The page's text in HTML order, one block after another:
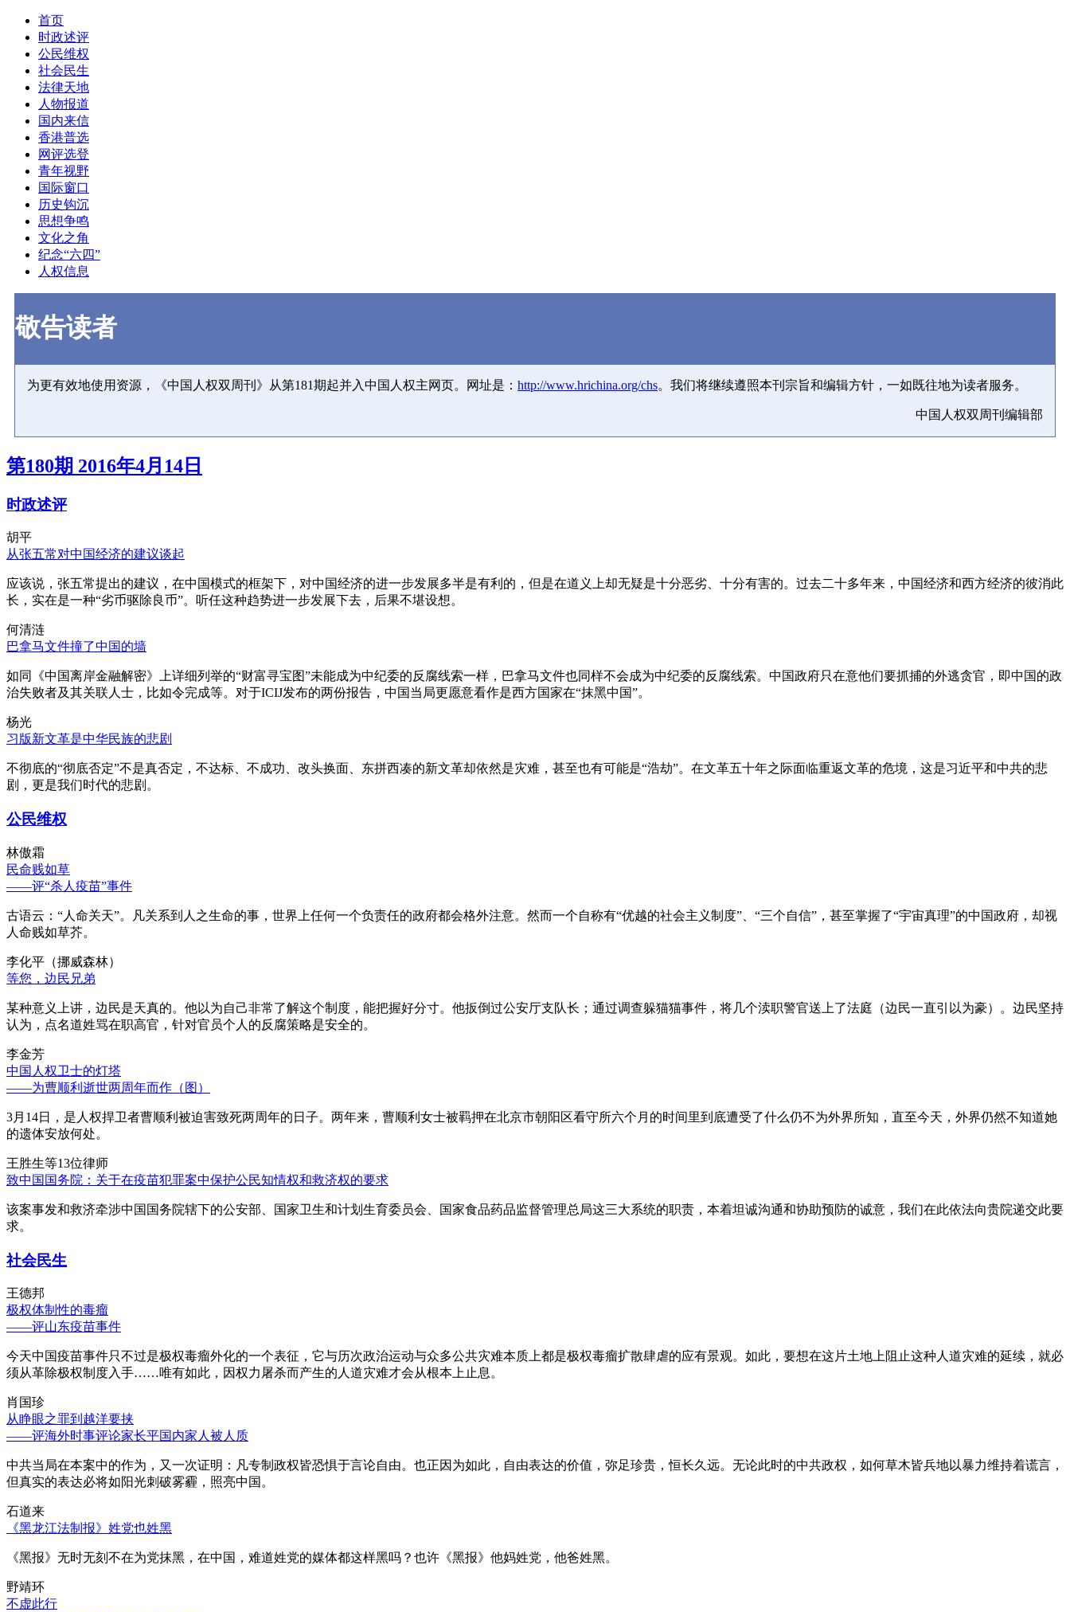
首页
时政述评
公民维权
社会民生
法律天地
人物报道
国内来信
香港普选
网评选登
青年视野
国际窗口
历史钩沉
思想争鸣
文化之角
纪念“六四”
人权信息
敬告读者
为更有效地使用资源，《中国人权双周刊》从第181期起并入中国人权主网页。网址是： http://www.hrichina.org/chs。我们将继续遵照本刊宗旨和编辑方针，一如既往地为读者服务。
中国人权双周刊编辑部
第180期 2016年4月14日
时政述评
胡平
从张五常对中国经济的建议谈起
应该说，张五常提出的建议，在中国模式的框架下，对中国经济的进一步发展多半是有利的，但是在道义上却无疑是十分恶劣、十分有害的。过去二十多年来，中国经济和西方经济的彼消此
长，实在是一种“劣币驱除良币”。听任这种趋势进一步发展下去，后果不堪设想。
何清涟
巴拿马文件撞了中国的墙
如同《中国离岸金融解密》上详细列举的“财富寻宝图”未能成为中纪委的反腐线索一样，巴拿马文件也同样不会成为中纪委的反腐线索。中国政府只在意他们要抓捕的外逃贪官，即中国的政
治失败者及其关联人士，比如令完成等。对于ICIJ发布的两份报告，中国当局更愿意看作是西方国家在“抹黑中国”。
杨光
习版新文革是中华民族的悲剧
不彻底的“彻底否定”不是真否定，不达标、不成功、改头换面、东拼西凑的新文革却依然是灾难，甚至也有可能是“浩劫”。在文革五十年之际面临重返文革的危境，这是习近平和中共的悲
剧，更是我们时代的悲剧。
公民维权
林傲霜
民命贱如草
——评“杀人疫苗”事件
古语云：“人命关天”。凡关系到人之生命的事，世界上任何一个负责任的政府都会格外注意。然而一个自称有“优越的社会主义制度”、“三个自信”，甚至掌握了“宇宙真理”的中国政府，却视
人命贱如草芥。
李化平（挪威森林）
等您，边民兄弟
某种意义上讲，边民是天真的。他以为自己非常了解这个制度，能把握好分寸。他扳倒过公安厅支队长；通过调查躲猫猫事件，将几个渎职警官送上了法庭（边民一直引以为豪）。边民坚持
认为，点名道姓骂在职高官，针对官员个人的反腐策略是安全的。
李金芳
中国人权卫士的灯塔
——为曹顺利逝世两周年而作（图）
3月14日，是人权捍卫者曹顺利被迫害致死两周年的日子。两年来，曹顺利女士被羁押在北京市朝阳区看守所六个月的时间里到底遭受了什么仍不为外界所知，直至今天，外界仍然不知道她
的遗体安放何处。
王胜生等13位律师
致中国国务院：关于在疫苗犯罪案中保护公民知情权和救济权的要求
该案事发和救济牵涉中国国务院辖下的公安部、国家卫生和计划生育委员会、国家食品药品监督管理总局这三大系统的职责，本着坦诚沟通和协助预防的诚意，我们在此依法向贵院递交此要
求。
社会民生
王德邦
极权体制性的毒瘤
——评山东疫苗事件
今天中国疫苗事件只不过是极权毒瘤外化的一个表征，它与历次政治运动与众多公共灾难本质上都是极权毒瘤扩散肆虐的应有景观。如此，要想在这片土地上阻止这种人道灾难的延续，就必
须从革除极权制度入手……唯有如此，因权力屠杀而产生的人道灾难才会从根本上止息。
肖国珍
从睁眼之罪到越洋要挟
——评海外时事评论家长平国内家人被人质
中共当局在本案中的作为，又一次证明：凡专制政权皆恐惧于言论自由。也正因为如此，自由表达的价值，弥足珍贵，恒长久远。无论此时的中共政权，如何草木皆兵地以暴力维持着谎言，
但真实的表达必将如阳光刺破雾霾，照亮中国。
石道来
《黑龙江法制报》姓党也姓黑
《黑报》无时无刻不在为党抹黑，在中国，难道姓党的媒体都这样黑吗？也许《黑报》他妈姓党，他爸姓黑。
野靖环
不虚此行